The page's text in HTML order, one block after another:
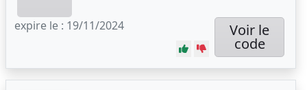
expire le : 19/11/2024 Voir le
code